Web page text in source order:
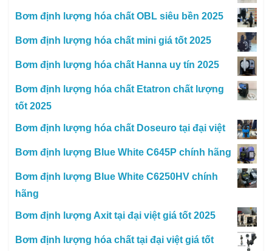
Bơm định lượng hóa chất OBL siêu bền 2025
Bơm định lượng hóa chất mini giá tốt 2025
Bơm định lượng hóa chất Hanna uy tín 2025
Bơm định lượng hóa chất Etatron chất lượng
tốt 2025
Bơm định lượng hóa chất Doseuro tại đại việt
Bơm định lượng Blue White C645P chính hãng
Bơm định lượng Blue White C6250HV chính
hãng
Bơm định lượng Axit tại đại việt giá tốt 2025
Bơm định lượng hóa chất tại đại việt giá tốt